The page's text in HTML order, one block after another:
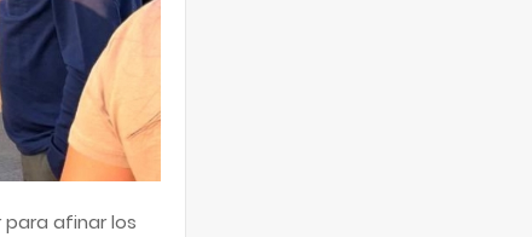
para afinar los